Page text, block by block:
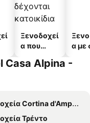
Ξενοδοχεί
α που
κατοικίδι
α με
Casa Alpina -
Cortina d'Ampezzo
Τρέντο